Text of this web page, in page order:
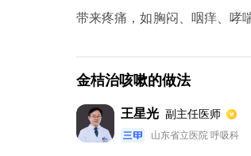
带来疼痛，如胸闷、咽痒、哮
金桔治咳嗽的做法
王星光 副主任医师
山东省立医院 呼吸科